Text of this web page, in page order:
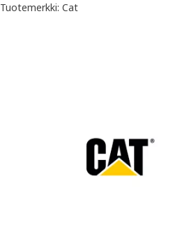
Tuotemerkki: Cat